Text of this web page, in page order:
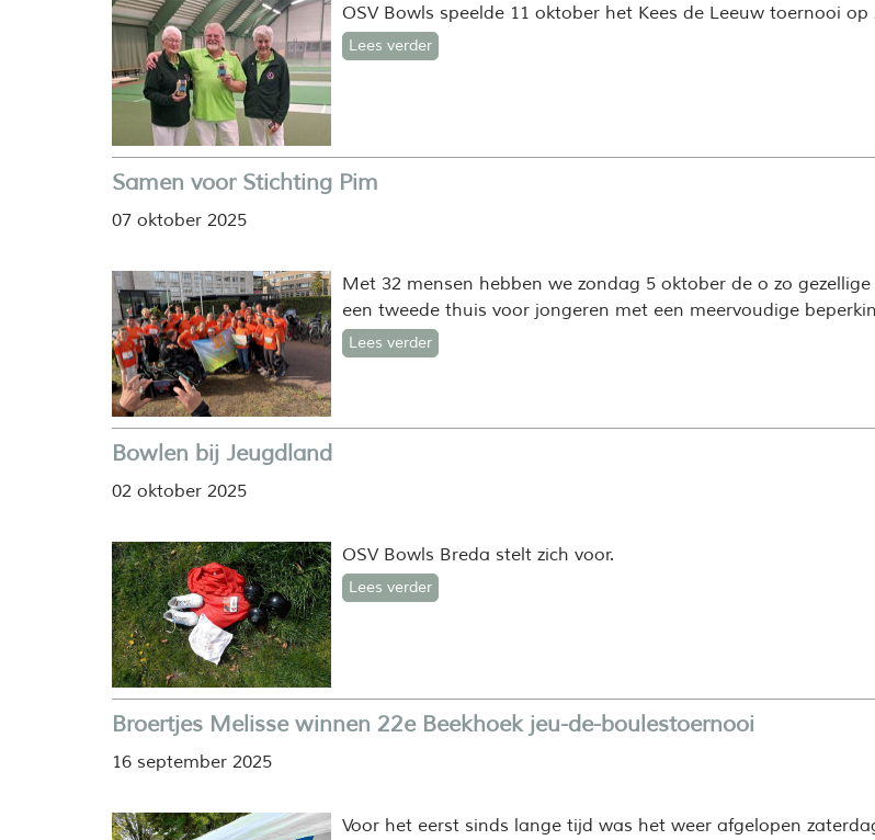
OSV Bowls speelde 11 oktober het Kees de Leeuw toernooi op
Lees verder
Samen voor Stichting Pim
07 oktober 2025
Met 32 mensen hebben we zondag 5 oktober de o zo
een tweede thuis voor jongeren met een meervoudige
Lees verder
Bowlen bij Jeugdland
02 oktober 2025
OSV Bowls Breda stelt zich voor.
Lees verder
Broertjes Melisse winnen 22e Beekhoek jeu-de-boulestoernooi
16 september 2025
Voor het eerst sinds lange tijd was het weer afgelopen